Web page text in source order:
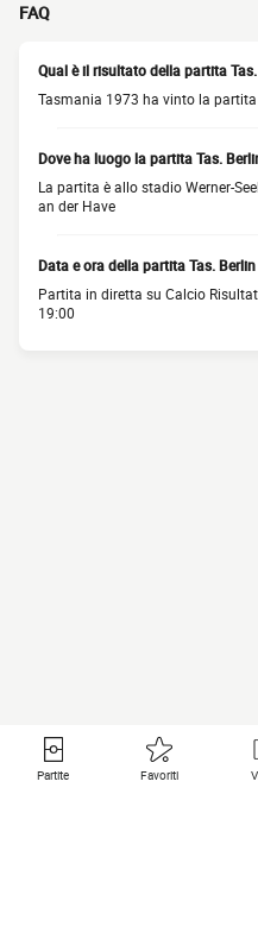
FAQ
Qual è il risultato della partita
Tasmania 1973 ha vinto la
Dove ha luogo la partita Tas.
La partita è allo stadio Werner-
an der Have
Data e ora della partita Tas.
Partita in diretta su Calcio
19:00
Partite Favoriti